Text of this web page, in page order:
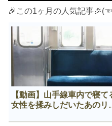
🎉この1ヶ月の人気記事
【動画】山手線車内で寝て
女性を揉みしだいたあのリ